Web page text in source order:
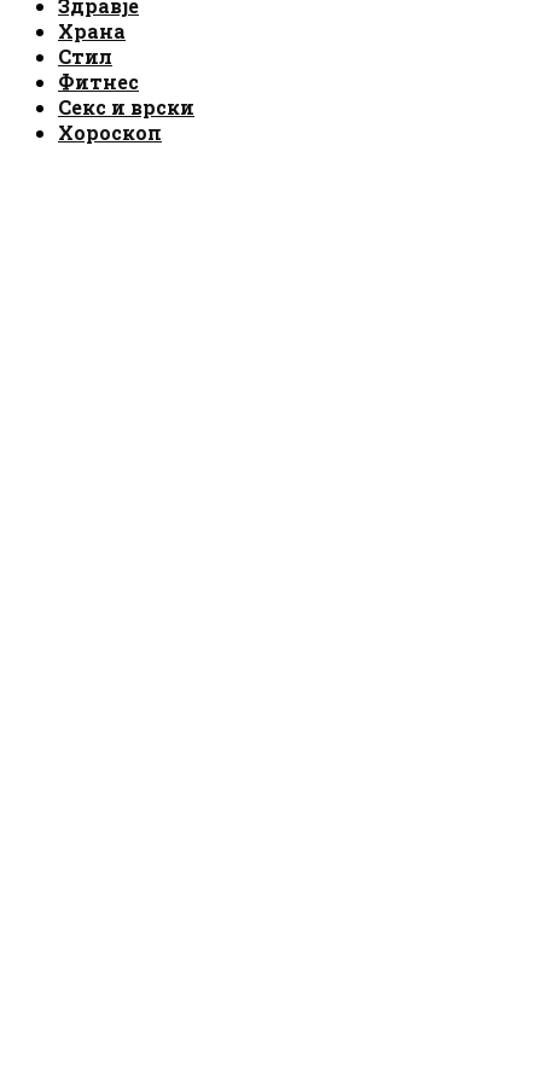
Здравје
Храна
Стил
Фитнес
Секс и врски
Хороскоп